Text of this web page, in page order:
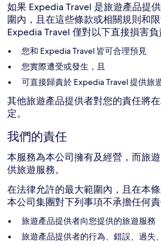
如果 Expedia Travel 是旅遊產品提
圍內，且在這些條款或相關規則和
Expedia Travel 僅對以下直接損害負
您和 Expedia Travel 皆可合理預見
您實際遭受或發生，且
可直接歸責於 Expedia Travel 提供旅
其他旅遊產品提供者對您的責任將
定。
我們的責任
本服務為本公司擁有及經營，而旅
供旅遊服務。
在法律允許的最大範圍內，且在本
本公司集團對下列事項不承擔任何責
旅遊產品提供者向您提供的旅遊服務
旅遊產品提供者的行為、錯誤、過失